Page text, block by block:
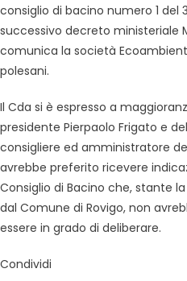
consiglio di bacino numero 1 del
successivo decreto ministeriale
comunica la società
polesani.
Il Cda si è espresso a
presidente Pierpaolo Frigato e
consigliere ed amministratore
avrebbe preferito ricevere
Consiglio di Bacino che, stante
dal Comune di Rovigo, non
essere in grado di deliberare.
Condividi